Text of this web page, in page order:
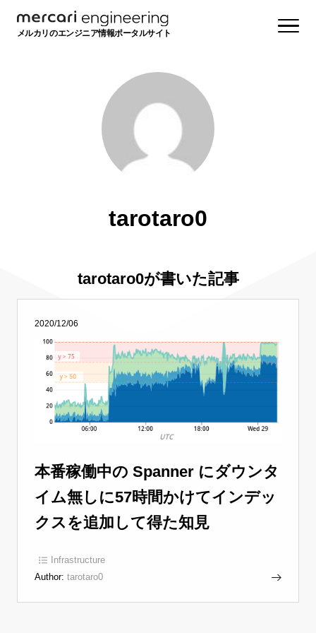
メルカリのエンジニア情報ポータルサイト
tarotaro0
tarotaro0が書いた記事
2020/12/06
本番稼働中の Spanner にダウンタ
イム無しに57時間かけてインデッ
クスを追加して得た知見
Infrastructure
Author: tarotaro0